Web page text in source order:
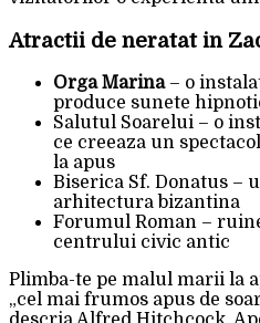
Atractii de neratat in
Orga Marina– o
produce sunete
Salutul Soarelui – o
ce creeaza un
la apus
Biserica Sf. Donatus –
arhitectura bizantina
Forumul Roman –
centrului civic antic
Plimba-te pe malul marii la
„cel mai frumos apus de